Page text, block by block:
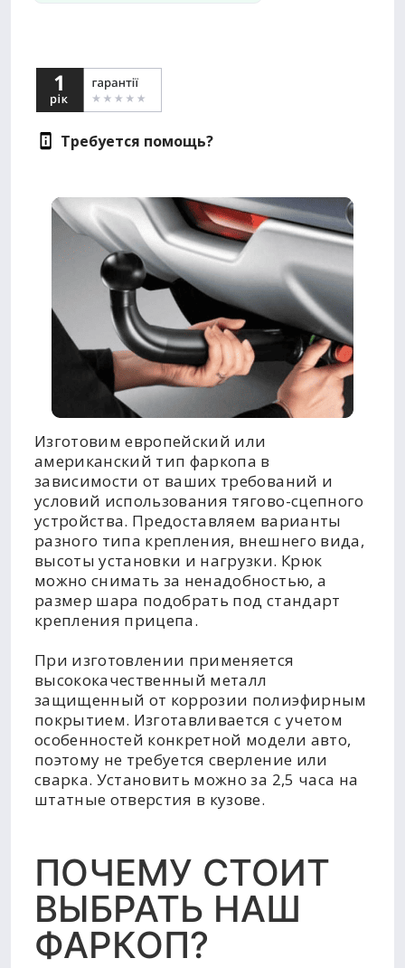
Требуется помощь?
Изготовим европейский или
американский тип фаркопа в
зависимости от ваших требований и
условий использования тягово-сцепного
устройства. Предоставляем варианты
разного типа крепления, внешнего вида,
высоты установки и нагрузки. Крюк
можно снимать за ненадобностью, а
размер шара подобрать под стандарт
крепления прицепа.
При изготовлении применяется
высококачественный металл
защищенный от коррозии полиэфирным
покрытием. Изготавливается с учетом
особенностей конкретной модели авто,
поэтому не требуется сверление или
сварка. Установить можно за 2,5 часа на
штатные отверстия в кузове.
ПОЧЕМУ СТОИТ
ВЫБРАТЬ НАШ
ФАРКОП?